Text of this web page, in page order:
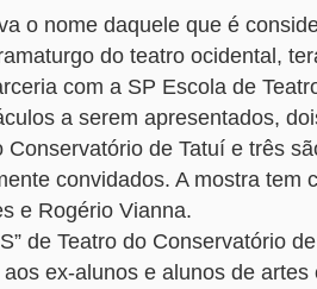
o nome daquele que é
do teatro ocidental,
com a SP Escola de
a serem apresentados,
Conservatório de Tatuí e três
convidados. A mostra tem
e Rogério Vianna.
de Teatro do Conservatório
ex-alunos e alunos de artes